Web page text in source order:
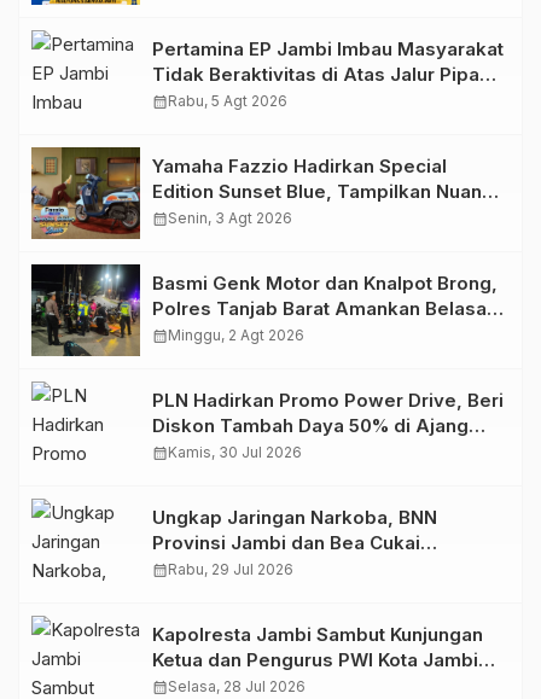
Pertamina EP Jambi Imbau Masyarakat
Tidak Beraktivitas di Atas Jalur Pipa
Migas Demi Keselamatan Bersama
calendar_monthRabu, 5 Agt 2026
Yamaha Fazzio Hadirkan Special
Edition Sunset Blue, Tampilkan Nuansa
Retro Summer yang Semakin Skena
calendar_monthSenin, 3 Agt 2026
Basmi Genk Motor dan Knalpot Brong,
Polres Tanjab Barat Amankan Belasan
Kendaraan
calendar_monthMinggu, 2 Agt 2026
PLN Hadirkan Promo Power Drive, Beri
Diskon Tambah Daya 50% di Ajang
GIIAS 2026
calendar_monthKamis, 30 Jul 2026
Ungkap Jaringan Narkoba, BNN
Provinsi Jambi dan Bea Cukai
Amankan Sembilan Pelaku beserta
calendar_monthRabu, 29 Jul 2026
Kapolresta Jambi Sambut Kunjungan
Ketua dan Pengurus PWI Kota Jambi
Perkuat Sinergi dan Kolaborasi
calendar_monthSelasa, 28 Jul 2026